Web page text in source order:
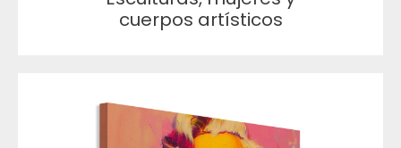
cuerpos artísticos